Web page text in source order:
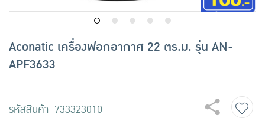
Aconatic เครื่องฟอกอากาศ 22 ตร.ม. รุ่น AN-
APF3633
รหัสสินค้า 733323010